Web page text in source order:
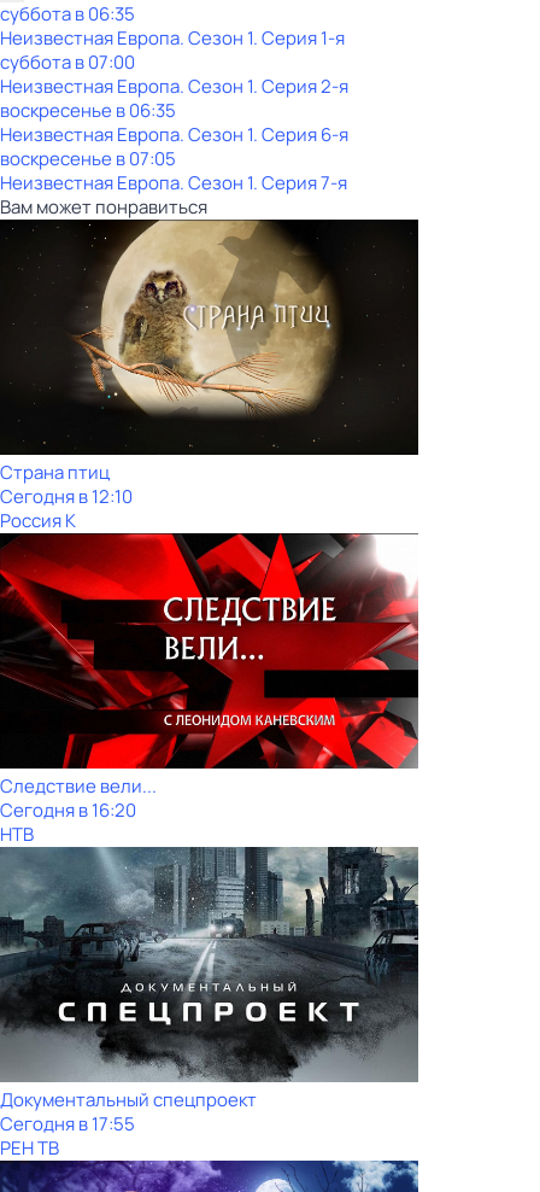
субботав06:35
Неизвестная Европа. Сезон 1. Серия 1-я
субботав07:00
Неизвестная Европа. Сезон 1. Серия 2-я
воскресенье в06:35
Неизвестная Европа. Сезон 1. Серия 6-я
воскресенье в07:05
Неизвестная Европа. Сезон 1. Серия 7-я
Вам может понравиться
Страна птиц
Сегодня в 12:10
Россия К
Следствие вели...
Сегодня в 16:20
НТВ
Документальный спецпроект
Сегодня в 17:55
РЕН ТВ